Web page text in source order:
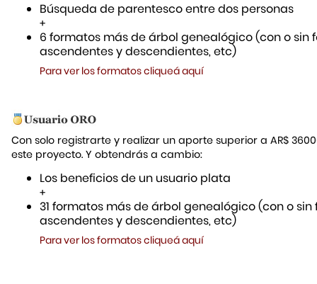
Búsqueda de parentesco entre dos personas
+
6 formatos más de árbol genealógico (con o sin
ascendentes y descendientes, etc)
Para ver los formatos cliqueá aquí
Con solo registrarte y realizar un aporte superior a AR$
este proyecto. Y obtendrás a cambio:
Los beneficios de un usuario plata
+
31 formatos más de árbol genealógico (con o sin
ascendentes y descendientes, etc)
Para ver los formatos cliqueá aquí